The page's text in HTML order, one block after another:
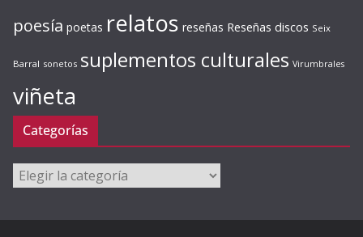
poesía poetas relatos reseñas Reseñas discos Seix
Barral sonetos suplementos culturales Virumbrales
viñeta
Categorías
Categorías